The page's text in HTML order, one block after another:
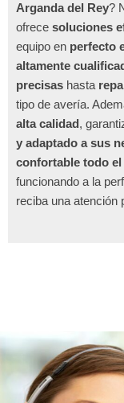
Arganda del Rey?
ofrece soluciones
equipo en perfecto
altamente
precisas hasta
tipo de avería.
alta calidad,
y adaptado a sus
confortable todo el
funcionando a la
reciba una atención